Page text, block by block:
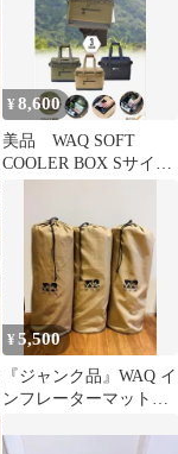
¥8,600
美品 WAQ SOFT
COOLER BOX Sサイ
¥5,500
『ジャンク品』WAQ イ
ンフレーターマット